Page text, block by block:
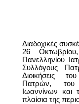
Διαδοχικές
26
Πανελληνίου
Συλλόγους
Διοικήσεις
Πατρών, του
Ιωαννίνων και
πλαίσια της